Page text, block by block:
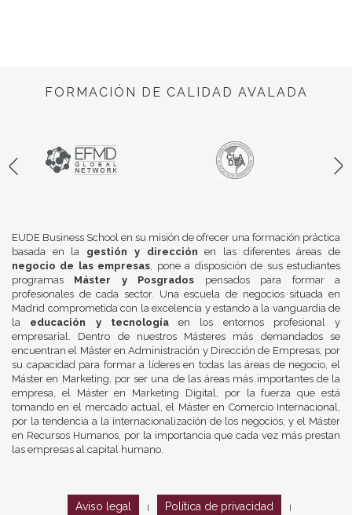
FORMACIÓN DE CALIDAD AVALADA
EUDE Business School en su misión de ofrecer una formación práctica
basada en la gestión y dirección en las diferentes áreas de
negocio de las empresas, pone a disposición de sus estudiantes
programas Máster y Posgrados pensados para formar a
profesionales de cada sector. Una escuela de negocios situada en
Madrid comprometida con la excelencia y estando a la vanguardia de
la educación y tecnologíaen los entornos profesional y
empresarial. Dentro de nuestros Másteres más demandados se
encuentran el Máster en Administración y Dirección de Empresas, por
su capacidad para formar a líderes en todas las áreas de negocio, el
Máster en Marketing, por ser una de las áreas más importantes de la
empresa, el Máster en Marketing Digital, por la fuerza que está
tomando en el mercado actual, el Máster en Comercio Internacional,
por la tendencia a la internacionalización de los negocios, y el Máster
en Recursos Humanos, por la importancia que cada vez más prestan
las empresas al capital humano.
Aviso legal Política de privacidad